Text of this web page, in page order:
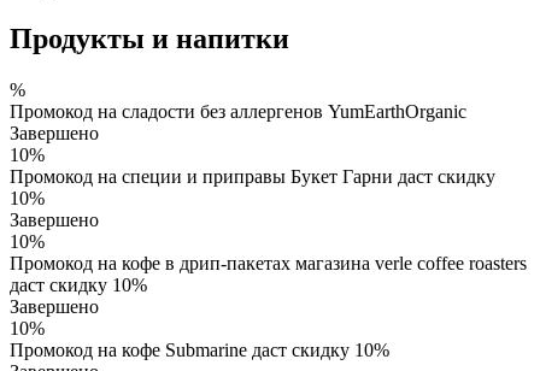
Продукты и напитки
%
Промокод на сладости без аллергенов YumEarthOrganic
Завершено
10%
Промокод на специи и приправы Букет Гарни даст скидку
10%
Завершено
10%
Промокод на кофе в дрип-пакетах магазина verle coffee roasters
даст скидку 10%
Завершено
10%
Промокод на кофе Submarine даст скидку 10%